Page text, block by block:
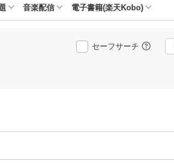
動
楽天
動
チケ
エ
音楽配信 電子書籍(楽天Kobo)
セーフサーチ